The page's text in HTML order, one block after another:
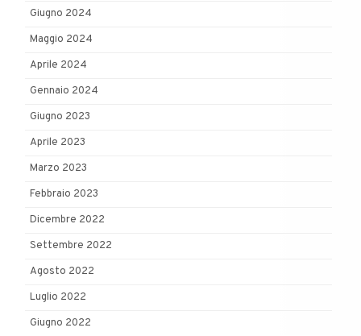
Giugno 2024
Maggio 2024
Aprile 2024
Gennaio 2024
Giugno 2023
Aprile 2023
Marzo 2023
Febbraio 2023
Dicembre 2022
Settembre 2022
Agosto 2022
Luglio 2022
Giugno 2022